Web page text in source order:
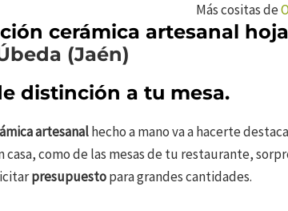
Más cositas de
cerámica artesanal
(Jaén)
distinción a tu mesa.
artesanalhecho a mano va a hacerte
casa, como de las mesas de tu restaurante,
presupuestopara grandes cantidades.